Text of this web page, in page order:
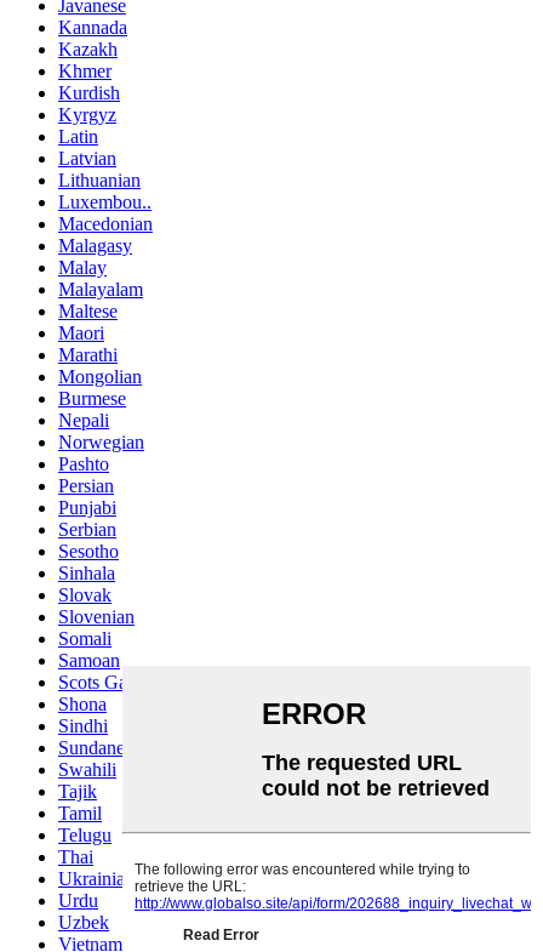
Javanese
Kannada
Kazakh
Khmer
Kurdish
Kyrgyz
Latin
Latvian
Lithuanian
Luxembou..
Macedonian
Malagasy
Malay
Malayalam
Maltese
Maori
Marathi
Mongolian
Burmese
Nepali
Norwegian
Pashto
Persian
Punjabi
Serbian
Sesotho
Sinhala
Slovak
Slovenian
Somali
Samoan
Scots Gaelic
Shona
Sindhi
Sundanese
Swahili
Tajik
Tamil
Telugu
Thai
Ukrainian
Urdu
Uzbek
Vietnamese